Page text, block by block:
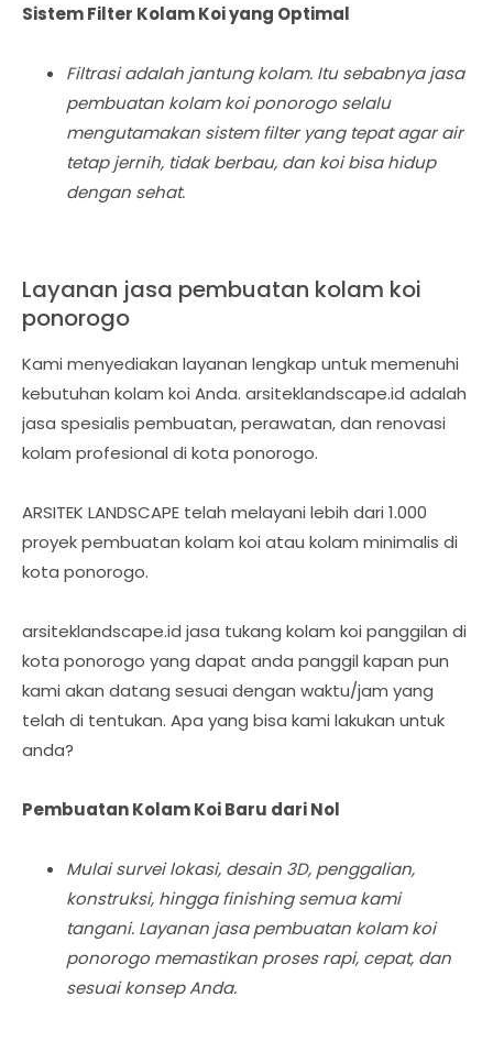
Sistem Filter Kolam Koi yang Optimal
Filtrasi adalah jantung kolam. Itu sebabnya jasa
pembuatan kolam koi ponorogo selalu
mengutamakan sistem filter yang tepat agar air
tetap jernih, tidak berbau, dan koi bisa hidup
dengan sehat.
Layanan jasa pembuatan kolam koi
ponorogo
Kami menyediakan layanan lengkap untuk memenuhi
kebutuhan kolam koi Anda. arsiteklandscape.id adalah
jasa spesialis pembuatan, perawatan, dan renovasi
kolam profesional di kota ponorogo.
ARSITEK LANDSCAPE telah melayani lebih dari 1.000
proyek pembuatan kolam koi atau kolam minimalis di
kota ponorogo.
arsiteklandscape.id jasa tukang kolam koi panggilan di
kota ponorogo yang dapat anda panggil kapan pun
kami akan datang sesuai dengan waktu/jam yang
telah di tentukan. Apa yang bisa kami lakukan untuk
anda?
Pembuatan Kolam Koi Baru dari Nol
Mulai survei lokasi, desain 3D, penggalian,
konstruksi, hingga finishing semua kami
tangani. Layanan jasa pembuatan kolam koi
ponorogo memastikan proses rapi, cepat, dan
sesuai konsep Anda.